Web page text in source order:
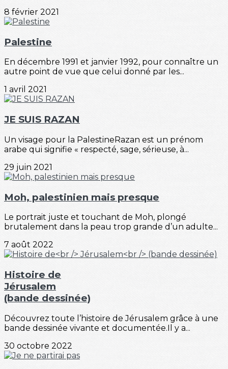
8 février 2021
Palestine
En décembre 1991 et janvier 1992, pour connaître un
autre point de vue que celui donné par les...
1 avril 2021
JE SUIS RAZAN
Un visage pour la PalestineRazan est un prénom
arabe qui signifie « respecté, sage, sérieuse, à...
29 juin 2021
Moh, palestinien mais presque
Le portrait juste et touchant de Moh, plongé
brutalement dans la peau trop grande d’un adulte...
7 août 2022
Histoire de
Jérusalem
(bande dessinée)
Découvrez toute l’histoire de Jérusalem grâce à une
bande dessinée vivante et documentée.Il y a...
30 octobre 2022